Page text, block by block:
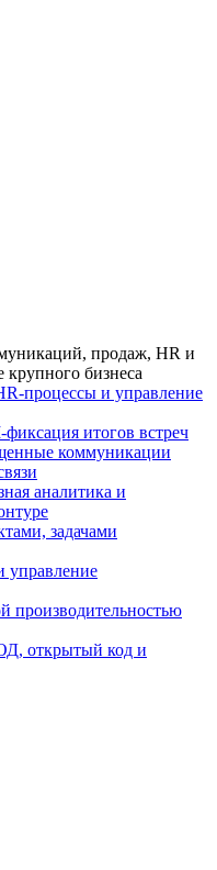
продаж, HR и
бизнеса
процессы и управление
итогов встреч
коммуникации
аналитика и
задачами
управление
производительностью
открытый код и